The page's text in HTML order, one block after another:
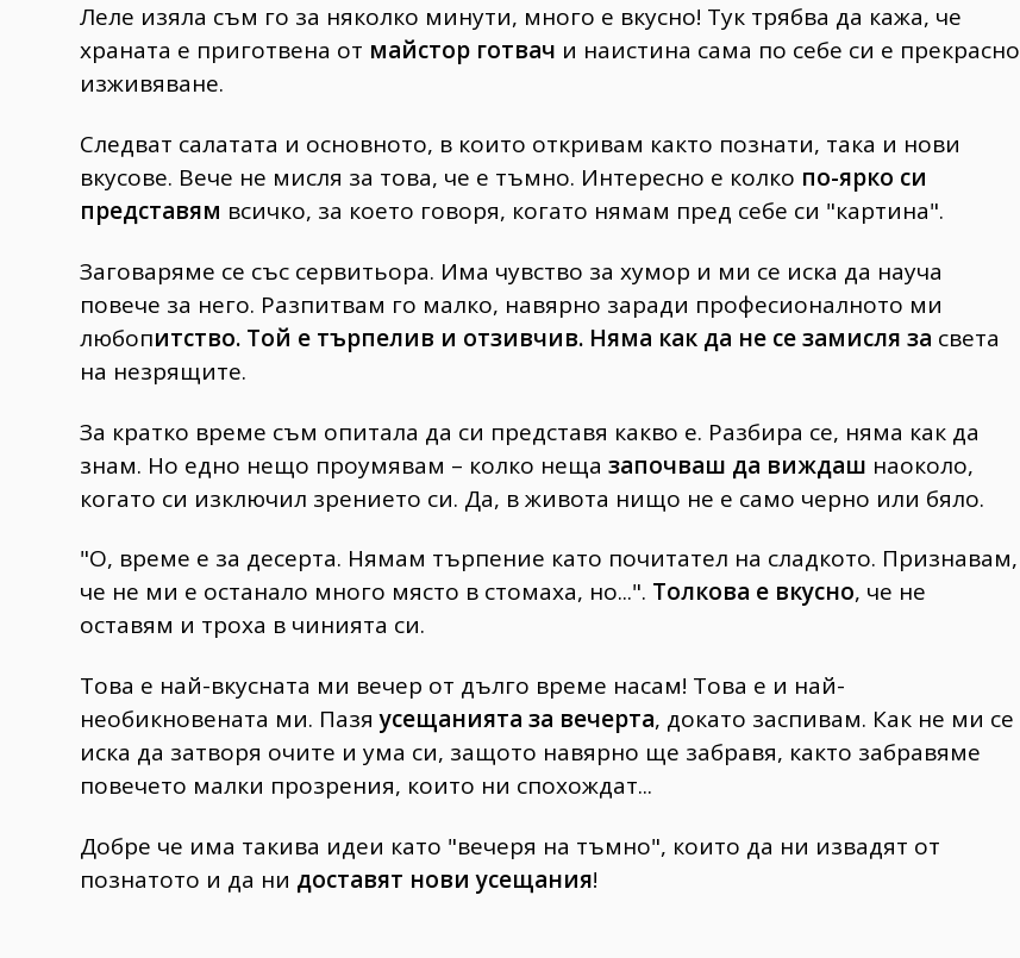
Леле изяла съм го за няколко минути, много е вкусно! Тук трябва да кажа, че
храната е приготвена от майстор готвач и наистина сама по себе си е прекрасно
изживяване.
Следват салатата и основното, в които откривам както познати, така и нови
вкусове. Вече не мисля за това, че е тъмно. Интересно е колко по-ярко си
представям всичко, за което говоря, когато нямам пред себе си "картина".
Заговаряме се със сервитьора. Има чувство за хумор и ми се иска да науча
повече за него. Разпитвам го малко, навярно заради професионалното ми
любопитство. Той е търпелив и отзивчив. Няма как да не се замисля за света
на незрящите.
За кратко време съм опитала да си представя какво е. Разбира се, няма как да
знам. Но едно нещо проумявам – колко неща започваш да виждаш наоколо,
когато си изключил зрението си. Да, в живота нищо не е само черно или бяло.
"О, време е за десерта. Нямам търпение като почитател на сладкото. Признавам,
че не ми е останало много място в стомаха, но...". Толкова е вкусно, че не
оставям и троха в чинията си.
Това е най-вкусната ми вечeр от дълго време насам! Това е и най-
необикновената ми. Пазя усещанията за вечерта, докато заспивам. Как не ми се
иска да затворя очите и ума си, защото навярно ще забравя, както забравяме
повечето малки прозрения, които ни спохождат...
Добре че има такива идеи като "вечеря на тъмно", които да ни извадят от
познатото и да ни доставят нови усещания!